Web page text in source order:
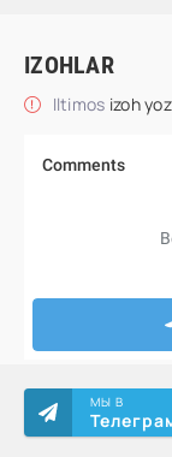
IZOHLAR
Iltimos izoh
МЫ В